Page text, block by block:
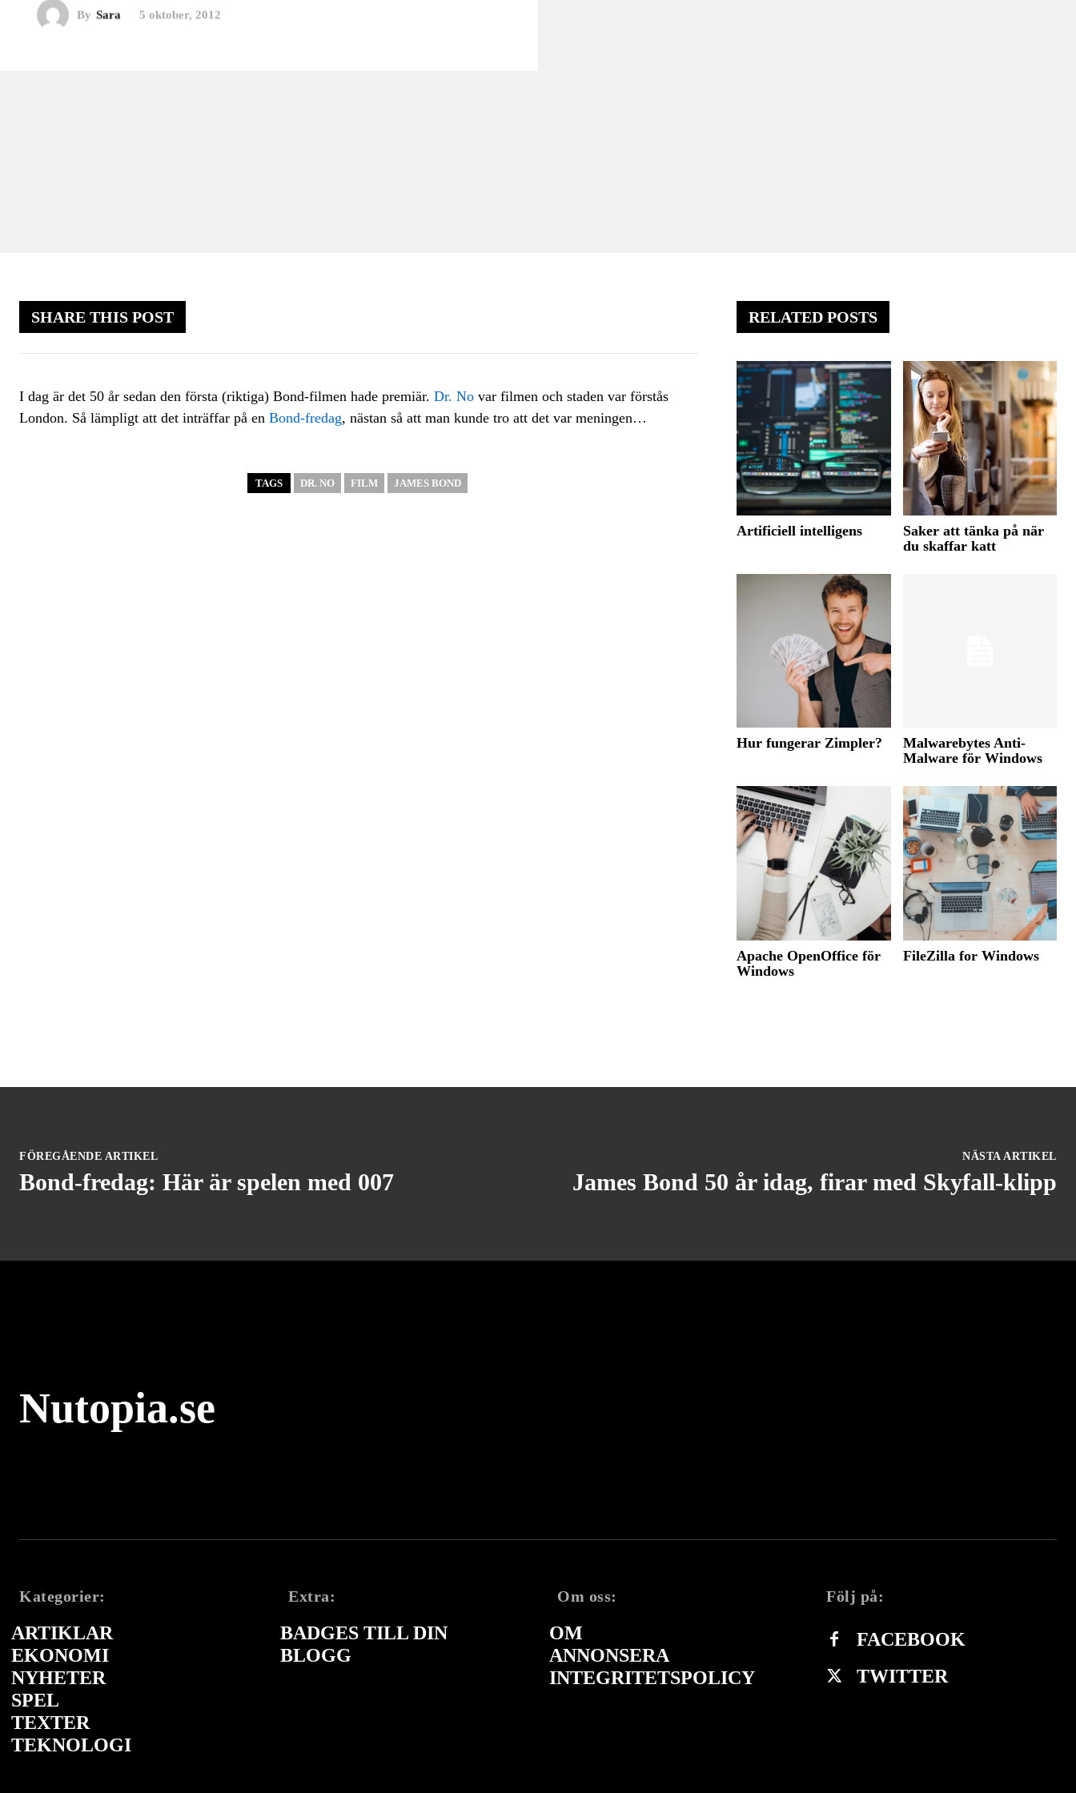
By Sara 5 oktober, 2012
SHARE THIS POST
I dag är det 50 år sedan den första (riktiga) Bond-filmen hade premiär. Dr. No var filmen och staden var förstås
London. Så lämpligt att det inträffar på en Bond-fredag, nästan så att man kunde tro att det var meningen…
TAGS DR. NO FILM JAMES BOND
RELATED POSTS
Artificiell intelligens
Saker att tänka på när
du skaffar katt
Hur fungerar Zimpler?
Malwarebytes Anti-
Malware för Windows
Apache OpenOffice för
Windows
FileZilla for Windows
FÖREGÅENDE ARTIKEL
Bond-fredag: Här är spelen med 007
NÄSTA ARTIKEL
James Bond 50 år idag, firar med Skyfall-klipp
Nutopia.se
Kategorier:
ARTIKLAR
EKONOMI
NYHETER
SPEL
TEXTER
TEKNOLOGI
Extra:
BADGES TILL DIN
BLOGG
Om oss:
OM
ANNONSERA
INTEGRITETSPOLICY
Följ på:
FACEBOOK
TWITTER